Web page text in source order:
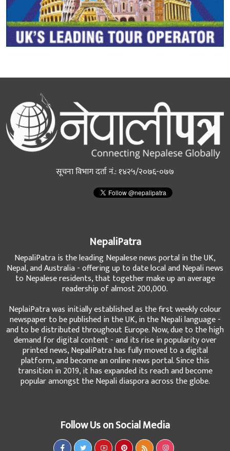
सूचना विभाग दर्ता नं.: १४२५/२०७६-०७७
NepaliPatra
NepaliPatra is the leading Nepalese news portal in the UK,
Nepal, and Australia - offering up to date local and Nepali news
to Nepalese residents, that together make up an average
readership of almost 200,000.
NeplaiPatra was initially established as the first weekly colour
newspaper to be published in the UK, in the Nepali language -
and to be distributed throughout Europe. Now, due to the high
demand for digital content - and its rise in popularity over
printed news, NepaliPatra has fully moved to a digital
platform, and become an online news portal. Since this
transition in 2019, it has expanded its reach and become
popular amongst the Nepali diaspora across the globe.
Follow Us on Social Media